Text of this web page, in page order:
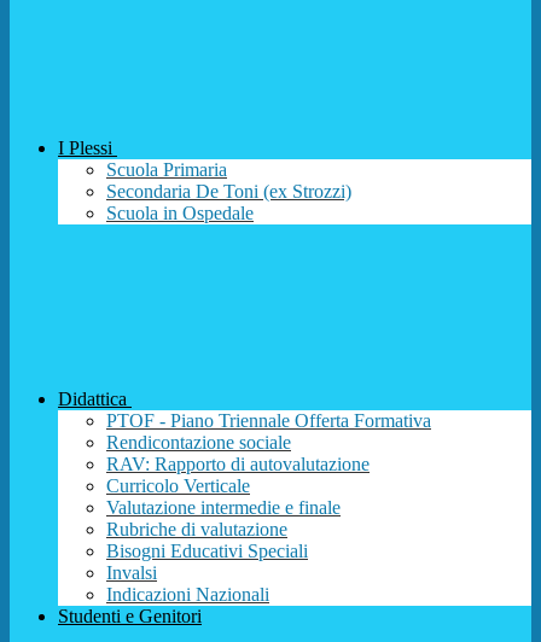
I Plessi
Scuola Primaria
Secondaria De Toni (ex Strozzi)
Scuola in Ospedale
Didattica
PTOF - Piano Triennale Offerta Formativa
Rendicontazione sociale
RAV: Rapporto di autovalutazione
Curricolo Verticale
Valutazione intermedie e finale
Rubriche di valutazione
Bisogni Educativi Speciali
Invalsi
Indicazioni Nazionali
Studenti e Genitori